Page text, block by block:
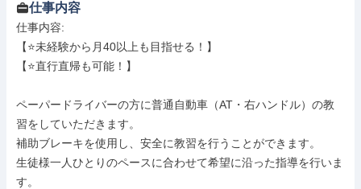
仕事内容
仕事内容:
【⭐未経験から月40以上も目指せる！】
【⭐直行直帰も可能！】
ペーパードライバーの方に普通自動車（AT・右ハンドル）の教
習をしていただきます。
補助ブレーキを使用し、安全に教習を行うことができます。
生徒様一人ひとりのペースに合わせて希望に沿った指導を行いま
す。